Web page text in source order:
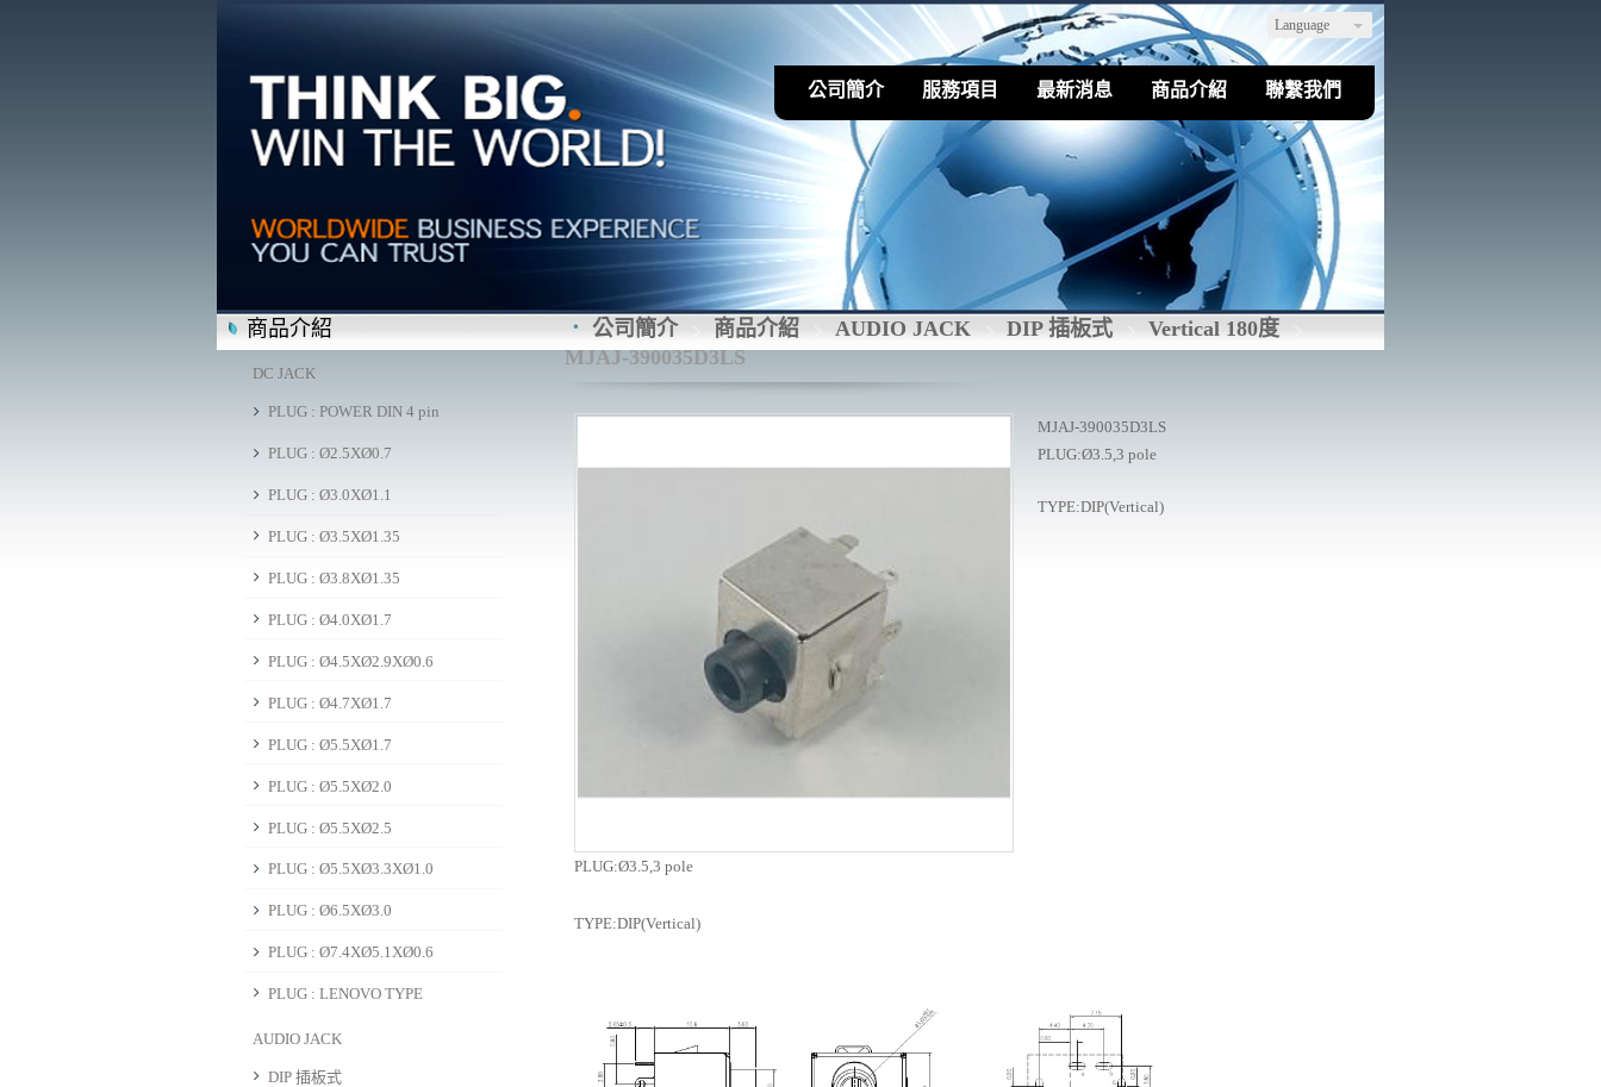
Language
公司簡介 服務項目 最新消息 商品介紹 聯繫我們
商品介紹
DC JACK
PLUG : POWER DIN 4 pin
PLUG : Ø2.5XØ0.7
PLUG : Ø3.0XØ1.1
PLUG : Ø3.5XØ1.35
PLUG : Ø3.8XØ1.35
PLUG : Ø4.0XØ1.7
PLUG : Ø4.5XØ2.9XØ0.6
PLUG : Ø4.7XØ1.7
PLUG : Ø5.5XØ1.7
PLUG : Ø5.5XØ2.0
PLUG : Ø5.5XØ2.5
PLUG : Ø5.5XØ3.3XØ1.0
PLUG : Ø6.5XØ3.0
PLUG : Ø7.4XØ5.1XØ0.6
PLUG : LENOVO TYPE
AUDIO JACK
DIP 插板式
公司簡介 商品介紹 AUDIO JACK DIP 插板式
Vertical 180度
MJAJ-390035D3LS
MJAJ-390035D3LS
PLUG:Ø3.5,3 pole
TYPE:DIP(Vertical)
PLUG:Ø3.5,3 pole
TYPE:DIP(Vertical)